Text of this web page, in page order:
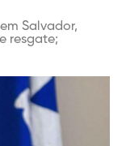
Salvador,
resgate;